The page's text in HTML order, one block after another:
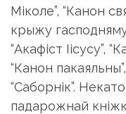
Міколе”, “Канон
крыжу
“Акафіст Іісусу”,
“Канон
“Саборнік”.
падарожнай